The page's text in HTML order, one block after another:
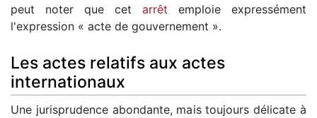
peut noter que cet arrêt emploie expressément
l'expression « acte de gouvernement ».
Les actes relatifs aux actes
internationaux
Une jurisprudence abondante, mais toujours délicate à